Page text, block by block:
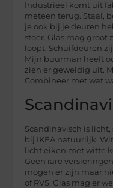
Industrieel komt uit
meteen terug. Staal,
je ook bij je deuren
stoer. Glas mag groot
loopt. Schuifdeuren
Mijn buurman heeft
zien er geweldig uit.
Combineer met wat
Scandinavisch is
bij IKEA natuurlijk.
licht eiken met witte
Geen rare
mogen er zijn maar
of RVS. Glas mag er